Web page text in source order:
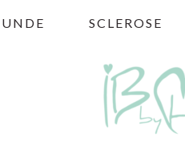
SCLEROSE